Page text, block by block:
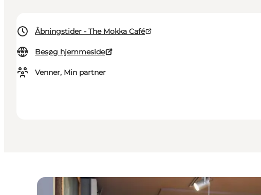
Åbningstider - The Mokka Café
Besøg hjemmeside
Venner, Min partner